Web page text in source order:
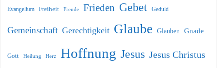
Evangelium Freiheit Freude Frieden Gebet Geduld
Gemeinschaft Gerechtigkeit Glaube Glauben Gnade
Gott Heilung Herz Hoffnung Jesus Jesus Christus